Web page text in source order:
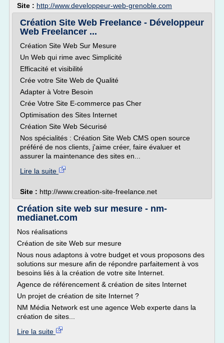
Site : http://www.developpeur-web-grenoble.com
Création Site Web Freelance - Développeur
Web Freelancer ...
Création Site Web Sur Mesure
Un Web qui rime avec Simplicité
Efficacité et visibilité
Crée votre Site Web de Qualité
Adapter à Votre Besoin
Crée Votre Site E-commerce pas Cher
Optimisation des Sites Internet
Création Site Web Sécurisé
Nos spécialités : Création Site Web CMS open source
préféré de nos clients, j'aime créer, faire évaluer et
assurer la maintenance des sites en...
Lire la suite
Site : http://www.creation-site-freelance.net
Création site web sur mesure - nm-
medianet.com
Nos réalisations
Création de site Web sur mesure
Nous nous adaptons à votre budget et vous proposons des
solutions sur mesure afin de répondre parfaitement à vos
besoins liés à la création de votre site Internet.
Agence de référencement & création de sites Internet
Un projet de création de site Internet ?
NM Média Network est une agence Web experte dans la
création de sites...
Lire la suite